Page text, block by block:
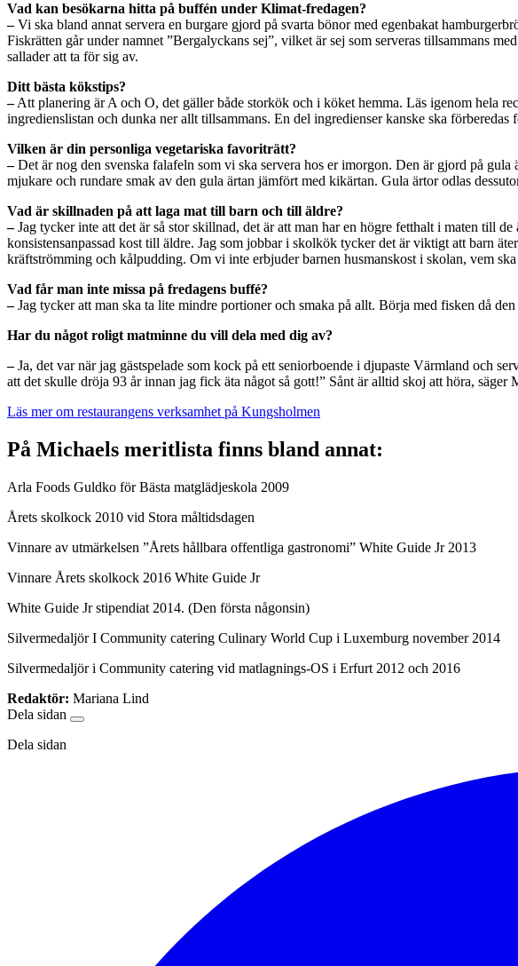
Vad kan besökarna hitta på buffén under Klimat-fredagen?
–Vi ska bland annat servera en burgare gjord på svarta bönor med egenbakat
Fiskrätten går under namnet ”Bergalyckans sej”, vilket är sej som serveras tillsammans
sallader att ta för sig av.
Ditt bästa kökstips?
–Att planering är A och O, det gäller både storkök och i köket hemma. Läs igenom hela
ingredienslistan och dunka ner allt tillsammans. En del ingredienser kanske ska
Vilken är din personliga vegetariska favoriträtt?
–Det är nog den svenska falafeln som vi ska servera hos er imorgon. Den är gjord på
mjukare och rundare smak av den gula ärtan jämfört med kikärtan. Gula ärtor odlas
Vad är skillnaden på att laga mat till barn och till äldre?
–Jag tycker inte att det är så stor skillnad, det är att man har en högre fetthalt i maten till
konsistensanpassad kost till äldre. Jag som jobbar i skolkök tycker det är viktigt att barn
kräftströmming och kålpudding. Om vi inte erbjuder barnen husmanskost i skolan, vem
Vad får man inte missa på fredagens buffé?
–Jag tycker att man ska ta lite mindre portioner och smaka på allt. Börja med fisken då
Har du något roligt matminne du vill dela med dig av?
–Ja, det var när jag gästspelade som kock på ett seniorboende i djupaste Värmland och
att det skulle dröja 93 år innan jag fick äta något så gott!” Sånt är alltid skoj att höra,
Läs mer om restaurangens verksamhet på Kungsholmen
På Michaels meritlista finns bland annat:
Arla Foods Guldko för Bästa matglädjeskola 2009
Årets skolkock 2010 vid Stora måltidsdagen
Vinnare av utmärkelsen ”Årets hållbara offentliga gastronomi” White Guide Jr 2013
Vinnare Årets skolkock 2016 White Guide Jr
White Guide Jr stipendiat 2014. (Den första någonsin)
Silvermedaljör I Community catering Culinary World Cup i Luxemburg november 2014
Silvermedaljör i Community catering vid matlagnings-OS i Erfurt 2012 och 2016
Redaktör: Mariana Lind
Dela sidan
Dela sidan